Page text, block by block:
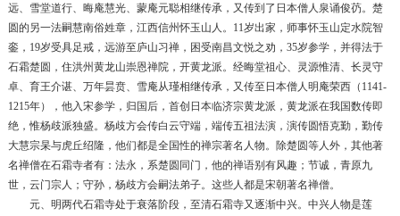
远、雪堂道行、晦庵慧光、蒙庵元聪相继传承，又传到了日本僧人泉诵俊芿。楚
圆的另一法嗣慧南俗姓章，江西信州怀玉山人。11岁出家，师事怀玉山定水院智
銮，19岁受具足戒，远游至庐山习禅，困受南昌文悦之劝，35岁参学，并得法于
石霜楚圆，住洪州黄龙山崇恩禅院，开黄龙派。经晦堂祖心、灵源惟清、长灵守
卓、育王介谌、万年昙贲、雪庵从瑾相继传承，又传至日本僧人明庵荣西（1141-
1215年），他入宋参学，归国后，首创日本临济宗黄龙派，黄龙派在我国数传即
绝，惟杨歧派独盛。杨歧方会传白云守端，端传五祖法演，演传圆悟克勤，勤传
大慧宗杲与虎丘绍隆，他们都是全国性的禅宗著名人物。除楚圆等人外，其他著
名禅僧在石霜寺者有：法永，系楚圆同门，他的禅语别有风趣；节诚，青原九
世，云门宗人；守孙，杨歧方会嗣法弟子。这些人都是宋朝著名禅僧。
元、明两代石霜寺处于衰落阶段，至清石霜寺又逐渐中兴。中兴人物是莲